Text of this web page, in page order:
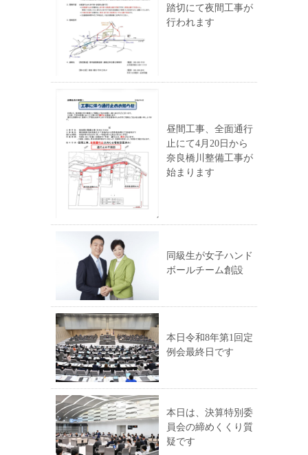
踏切にて夜間工事が
行われます
昼間工事、全面通行
止にて4月20日から
奈良橋川整備工事が
始まります
同級生が女子ハンド
ボールチーム創設
本日令和8年第1回定
例会最終日です
本日は、決算特別委
員会の締めくくり質
疑です